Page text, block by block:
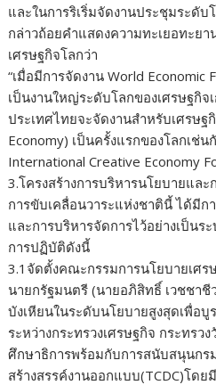
และในการริเริ่มจัดงานประชุมระดั
กล่าวถ้อยคำแสดงความทะเยอทะย
เศรษฐกิจโลกว่า
“เมื่อมีการจัดงาน World Economic
เป็นงานใหญ่ระดับโลกของเศรษฐกิจ
ประเทศไทยจะจัดงานสำหรับเศรษฐ
Economy) เป็นครั้งแรกของโลกเช่
International Creative Economy
3.โครงสร้างการบริหารนโยบายแล
การขับเคลื่อนวาระแห่งชาตินี้ ได้มีกา
และการบริหารจัดการไว้อย่างเป็น
การปฏิบัติดังนี้
3.1จัดตั้งคณะกรรมการนโยบายเศร
นายกรัฐมนตรี (นายอภิสิทธิ์ เวชชาชี
บังเหียนในระดับนโยบายสูงสุดเพื่อ
ระหว่างกระทรวงเศรษฐกิจ กระทรว
ศึกษาธิการพร้อมกับการสนับสนุนก
สร้างสรรค์งานออกแบบ(TCDC)โด